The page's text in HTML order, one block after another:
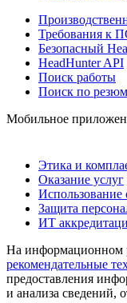
Требования к
Безопасный
HeadHunter API
Поиск работы
Поиск по
Мобильное
Этика и
Оказание услуг
Использование
Защита
ИТ
На информационном
рекомендательные
предоставления
и анализа сведений,